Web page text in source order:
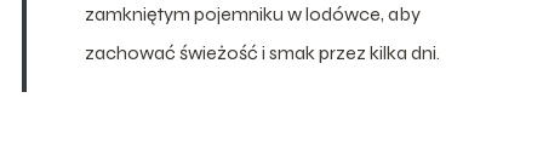
zamkniętym pojemniku w lodówce, aby
zachować świeżość i smak przez kilka dni.